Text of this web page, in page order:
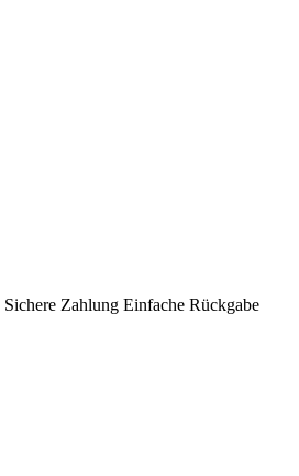
Sichere Zahlung Einfache Rückgabe